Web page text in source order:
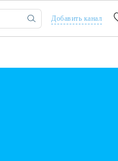
Добавить канал